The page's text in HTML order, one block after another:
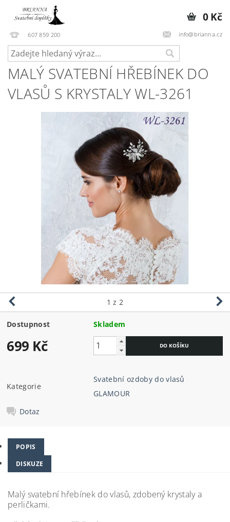
607 859 200 info@brianna.cz
0 Kč
MALÝ SVATEBNÍ HŘEBÍNEK DO
VLASŮ S KRYSTALY WL-3261
1 z 2
Dostupnost Skladem
699 Kč
Kategorie
Svatební ozdoby do vlasů
GLAMOUR
Dotaz
POPIS
DISKUZE
Malý svatební hřebínek do vlasů, zdobený krystaly a
perličkami.